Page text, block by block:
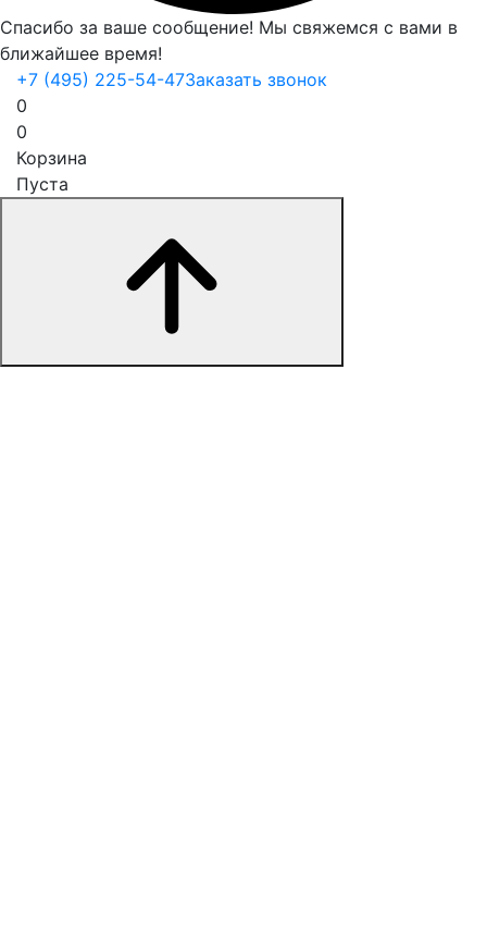
Спасибо за ваше сообщение! Мы свяжемся с вами в
ближайшее время!
+7 (495) 225-54-47Заказать звонок
0
0
Корзина
Пуста